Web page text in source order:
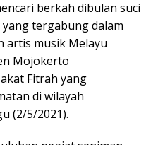
berkah dibulan suci
yang tergabung dalam
artis musik Melayu
Mojokerto
Fitrah yang
di wilayah
(2/5/2021).